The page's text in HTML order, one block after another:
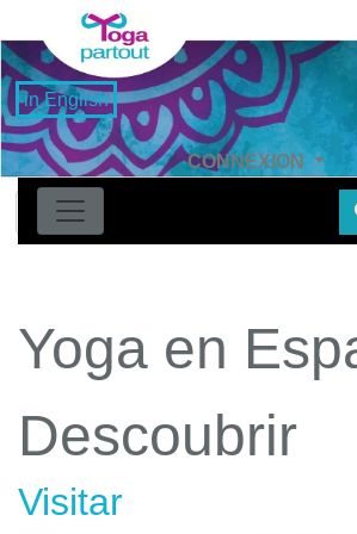
in English
CONNEXION
Find
Yoga en
Descoubrir
Visitar